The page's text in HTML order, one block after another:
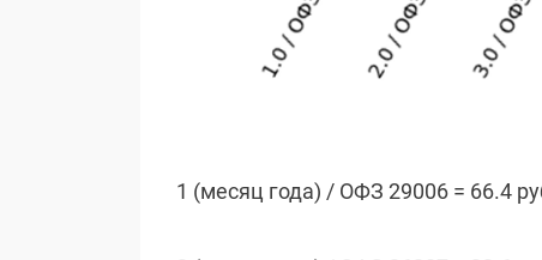
1 (месяц года) / ОФЗ 29006 = 66.4